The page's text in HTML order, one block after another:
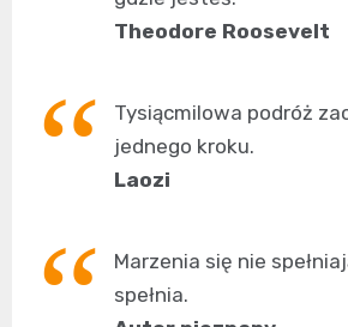
Theodore Roosevelt
Tysiącmilowa podróż
jednego kroku.
Laozi
Marzenia się nie
spełnia.